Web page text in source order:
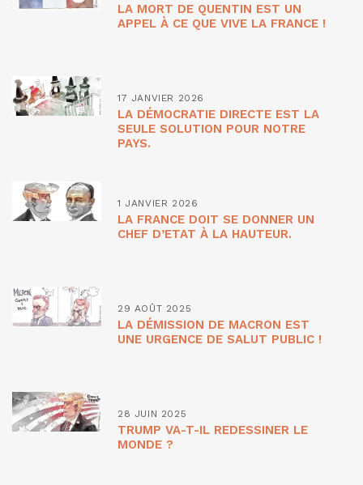
LA MORT DE QUENTIN EST UN
APPEL À CE QUE VIVE LA FRANCE !
17 JANVIER 2026
LA DÉMOCRATIE DIRECTE EST LA
SEULE SOLUTION POUR NOTRE
PAYS.
1 JANVIER 2026
LA FRANCE DOIT SE DONNER UN
CHEF D’ETAT À LA HAUTEUR.
29 AOÛT 2025
LA DÉMISSION DE MACRON EST
UNE URGENCE DE SALUT PUBLIC !
28 JUIN 2025
TRUMP VA-T-IL REDESSINER LE
MONDE ?